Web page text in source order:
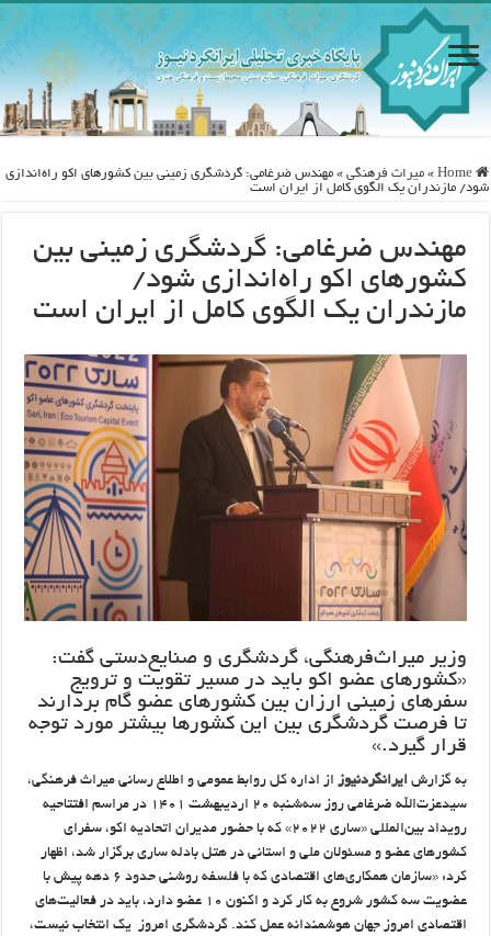
Home
» ميراث فرهنگی » مهندس ضرغامی: گردشگری زمینی بین کشورهای اکو راه‌اندازی
شود/ مازندران یک الگوی کامل از ایران است
مهندس ضرغامی: گردشگری زمینی بین
کشورهای اکو راه‌اندازی شود/
مازندران یک الگوی کامل از ایران است
وزیر میراث‌فرهنگی، گردشگری و صنایع‌دستی گفت:
«کشورهای عضو اکو باید در مسیر تقویت و ترویج
سفرهای زمینی ارزان بین کشورهای عضو گام بردارند
تا فرصت گردشگری بین این کشورها بیشتر مورد توجه
قرار گیرد.»
به‌ گزارش ایرانگردنیوز از اداره کل روابط عمومی و اطلاع رسانی میراث فرهنگی،
سیدعزت‌الله ضرغامی روز سه‌شنبه ۲۰ اردیبهشت ۱۴۰۱ در مراسم افتتاحیه
رویداد بین‌المللی «ساری ۲۰۲۲» که با حضور مدیران اتحادیه اکو، سفرای
کشورهای عضو و مسئولان ملی و استانی در هتل بادله ساری برگزار شد، اظهار
کرد: «سازمان همکاری‌های اقتصادی که با فلسفه روشنی حدود ۶ دهه پیش با
عضویت سه کشور شروع به کار کرد و اکنون ۱۰ عضو دارد، باید در فعالیت‌های
اقتصادی امروز جهان هوشمندانه عمل کند. گردشگری امروز یک انتخاب نیست،